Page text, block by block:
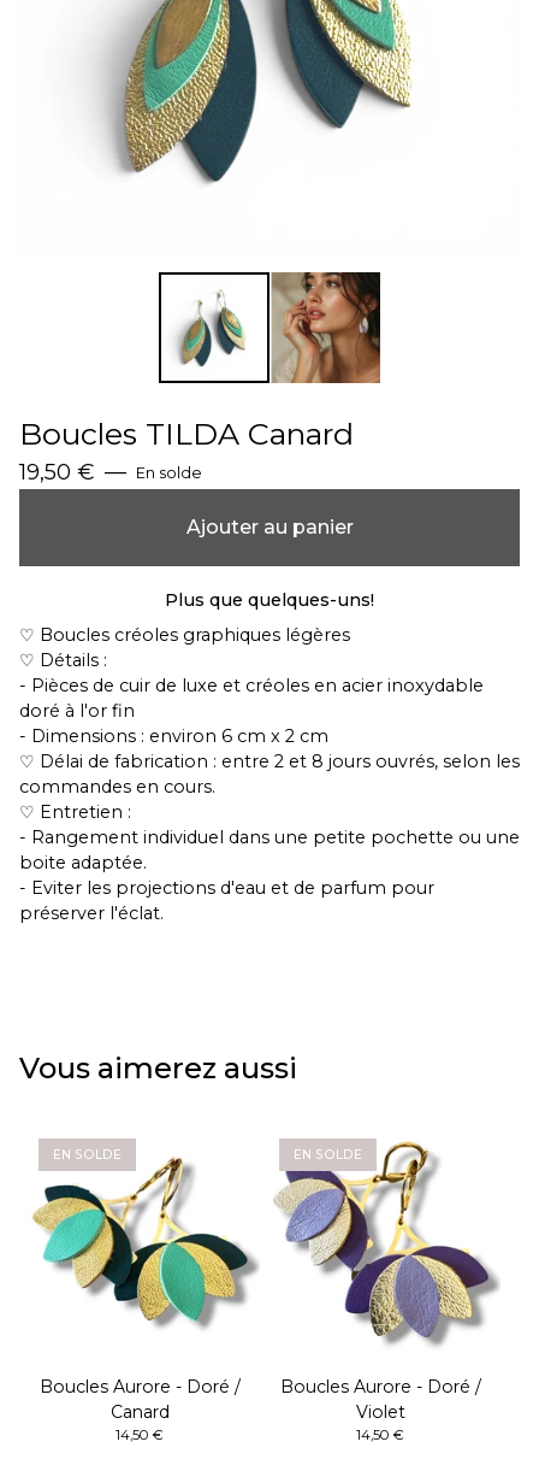
Boucles TILDA Canard
19,50 € — En solde
Ajouter au panier
Plus que quelques-uns!
♡ Boucles créoles graphiques légères
♡ Détails :
- Pièces de cuir de luxe et créoles en acier inoxydable
doré à l'or fin
- Dimensions : environ 6 cm x 2 cm
♡ Délai de fabrication : entre 2 et 8 jours ouvrés, selon les
commandes en cours.
♡ Entretien :
- Rangement individuel dans une petite pochette ou une
boite adaptée.
- Eviter les projections d'eau et de parfum pour
préserver l'éclat.
Vous aimerez aussi
EN SOLDE
Boucles Aurore - Doré /
Canard
14,50 €
EN SOLDE
Boucles Aurore - Doré /
Violet
14,50 €